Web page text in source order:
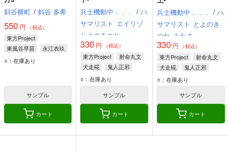
斜谷横町 / 斜谷 多希
550 円 （税込）
東方Project
東風谷早苗
永江衣玖
鬼人正邪
○：在庫あり
サンプル
カート
兵士機動中．．． / ハ
サマリスト エイリゾ
とよのきつね
330 円 （税込）
東方Project
射命丸文
犬走椛
鬼人正邪
○：在庫あり
サンプル
カート
兵士機動中．．． / ハ
サマリスト とよのき
つね みたま
330円 （税込）
東方Project
射命丸文
犬走椛
鬼人正邪
○：在庫あり
サンプル
カート